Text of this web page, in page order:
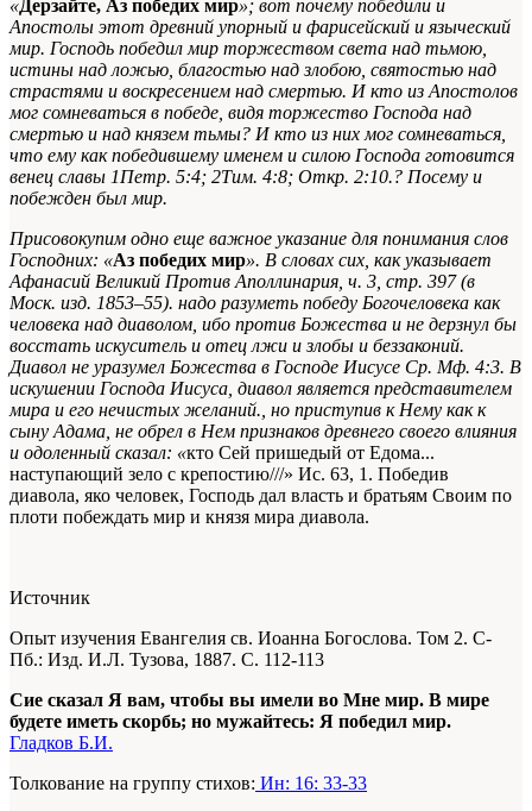
«Дерзайте, Аз победих мир»; вот почему победили и
Апостолы этот древний упорный и фарисейский и языческий
мир. Господь победил мир торжеством света над тьмою,
истины над ложью, благостью над злобою, святостью над
страстями и воскресением над смертью. И кто из Апостолов
мог сомневаться в победе, видя торжество Господа над
смертью и над князем тьмы? И кто из них мог сомневаться,
что ему как победившему именем и силою Господа готовится
венец славы 1Петр. 5:4; 2Тим. 4:8; Откр. 2:10.? Посему и
побежден был мир.
Присовокупим одно еще важное указание для понимания слов
Господних: «Аз победих мир». В словах сих, как указывает
Афанасий Великий Против Аполлинария, ч. 3, стр. 397 (в
Моск. изд. 1853–55). надо разуметь победу Богочеловека как
человека над диаволом, ибо против Божества и не дерзнул бы
восстать искуситель и отец лжи и злобы и беззаконий.
Диавол не уразумел Божества в Господе Иисусе Ср. Мф. 4:3. В
искушении Господа Иисуса, диавол является представителем
мира и его нечистых желаний. , но приступив к Нему как к
сыну Адама, не обрел в Нем признаков древнего своего влияния
и одоленный сказал: «кто Сей пришедый от Едома...
наступающий зело с крепостию///» Ис. 63, 1 . Победив
диавола, яко человек, Господь дал власть и братьям Своим по
плоти побеждать мир и князя мира диавола.
Источник
Опыт изучения Евангелия св. Иоанна Богослова. Том 2. С-
Пб.: Изд. И.Л. Тузова, 1887. С. 112-113
Сие сказал Я вам, чтобы вы имели во Мне мир. В мире
будете иметь скорбь; но мужайтесь: Я победил мир.
Гладков Б.И.
Толкование на группу стихов: Ин: 16: 33-33